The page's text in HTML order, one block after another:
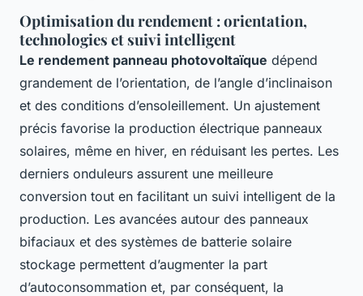
Optimisation du rendement : orientation,
technologies et suivi intelligent
Le rendement panneau photovoltaïque dépend
grandement de l’orientation, de l’angle d’inclinaison
et des conditions d’ensoleillement. Un ajustement
précis favorise la production électrique panneaux
solaires, même en hiver, en réduisant les pertes. Les
derniers onduleurs assurent une meilleure
conversion tout en facilitant un suivi intelligent de la
production. Les avancées autour des panneaux
bifaciaux et des systèmes de batterie solaire
stockage permettent d’augmenter la part
d’autoconsommation et, par conséquent, la